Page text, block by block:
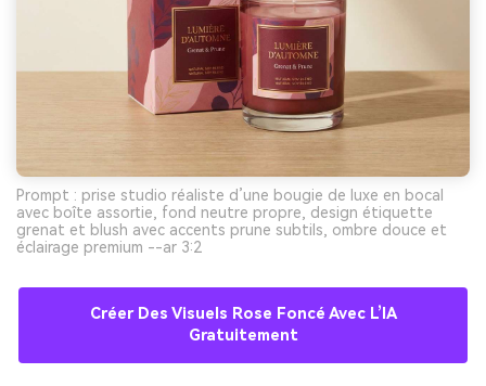
Prompt : prise studio réaliste d’une bougie de luxe en bocal
avec boîte assortie, fond neutre propre, design étiquette
grenat et blush avec accents prune subtils, ombre douce et
éclairage premium --ar 3:2
Créer Des Visuels Rose Foncé Avec L’IA
Gratuitement